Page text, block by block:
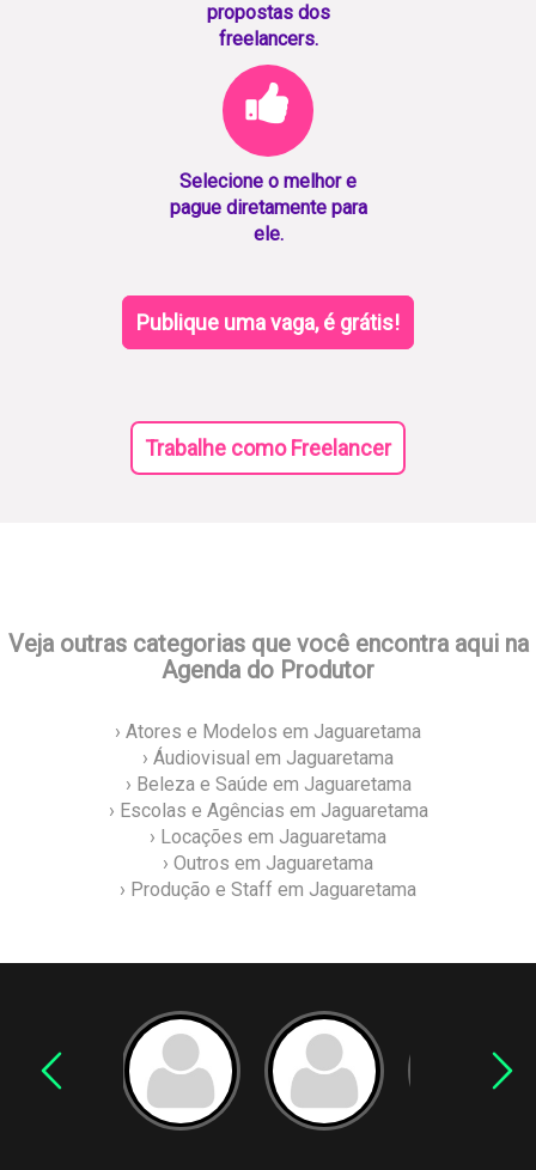
propostas dos
freelancers.
Selecione o melhor e
pague diretamente para
ele.
Publique uma vaga, é grátis!
Trabalhe como Freelancer
Veja outras categorias que você encontra aqui na
Agenda do Produtor
› Atores e Modelos em Jaguaretama
› Áudiovisual em Jaguaretama
› Beleza e Saúde em Jaguaretama
› Escolas e Agências em Jaguaretama
› Locações em Jaguaretama
› Outros em Jaguaretama
› Produção e Staff em Jaguaretama